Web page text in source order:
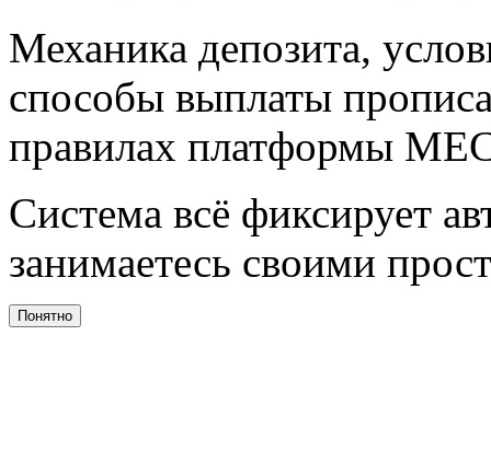
Механика депозита,
способы выплаты
правилах платформы
Система всё фиксирует
занимаетесь своими
Понятно